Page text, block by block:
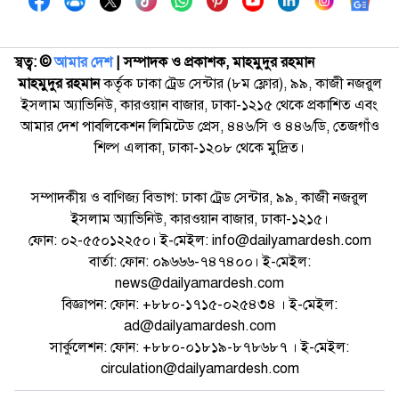
স্বত্ব: ©️আমার দেশ| সম্পাদক ও প্রকাশক, মাহমুদুর রহমান
মাহমুদুর রহমানকর্তৃক ঢাকা ট্রেড সেন্টার (৮ম ফ্লোর), ৯৯, কাজী নজরুল
ইসলাম অ্যাভিনিউ, কারওয়ান বাজার, ঢাকা-১২১৫ থেকে প্রকাশিত এবং
আমার দেশ পাবলিকেশন লিমিটেড প্রেস, ৪৪৬/সি ও ৪৪৬/ডি, তেজগাঁও
শিল্প এলাকা, ঢাকা-১২০৮ থেকে মুদ্রিত।
সম্পাদকীয় ও বাণিজ্য বিভাগ: ঢাকা ট্রেড সেন্টার, ৯৯, কাজী নজরুল
ইসলাম অ্যাভিনিউ, কারওয়ান বাজার, ঢাকা-১২১৫।
ফোন: ০২-৫৫০১২২৫০। ই-মেইল: info@dailyamardesh.com
বার্তা: ফোন: ০৯৬৬৬-৭৪৭৪০০। ই-মেইল:
news@dailyamardesh.com
বিজ্ঞাপন: ফোন: +৮৮০-১৭১৫-০২৫৪৩৪ । ই-মেইল:
ad@dailyamardesh.com
সার্কুলেশন: ফোন: +৮৮০-০১৮১৯-৮৭৮৬৮৭ । ই-মেইল:
circulation@dailyamardesh.com